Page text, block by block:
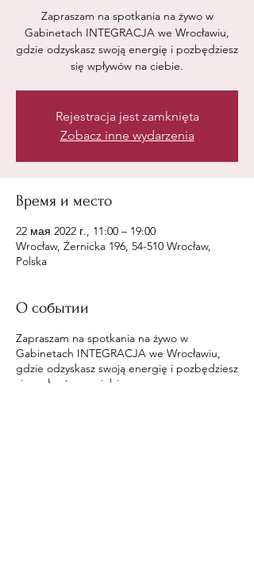
Zapraszam na spotkania na żywo w
Gabinetach INTEGRACJA we Wrocławiu,
gdzie odzyskasz swoją energię i pozbędziesz
się wpływów na ciebie.
Rejestracja jest zamknięta
Zobacz inne wydarzenia
Время и место
22 мая 2022 г., 11:00 – 19:00
Wrocław, Żernicka 196, 54-510 Wrocław,
Polska
О событии
Zapraszam na spotkania na żywo w
Gabinetach INTEGRACJA we Wrocławiu,
gdzie odzyskasz swoją energię i pozbędziesz
się wpływów na ciebie.